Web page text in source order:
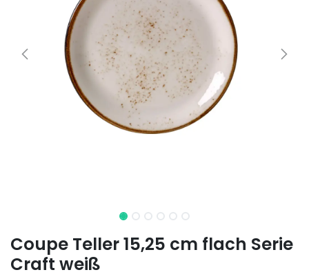
Coupe Teller 15,25 cm flach Serie
Craft weiß